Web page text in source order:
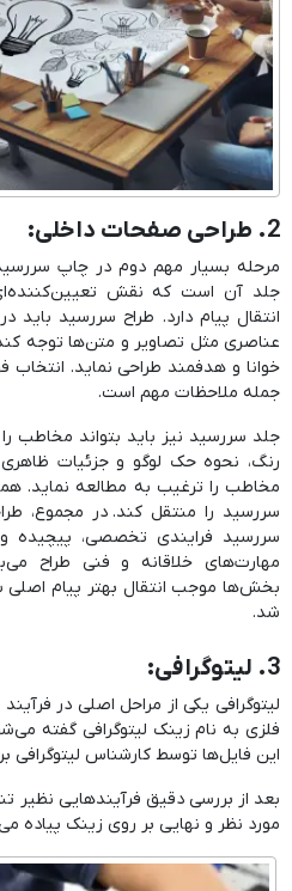
2. طراحی صفحات داخلی:
مرحله بسیار مهم دوم در چاپ
جلد آن است که نقش
انتقال پیام دارد. طراح سررسید
عناصری مثل تصاویر و متن‌ها توجه
خوانا و هدفمند طراحی نماید.
جمله ملاحظات مهم است.
جلد سررسید نیز باید بتواند مخاطب
رنگ، نحوه حک لوگو و جزئیات
مخاطب را ترغیب به مطالعه نماید.
سررسید را منتقل کند. در مجموع،
سررسید فرایندی تخصصی، پیچیده
مهارت‌های خلاقانه و فنی طراح
بخش‌ها موجب انتقال بهتر پیام
شد.
3. لیتوگرافی:
لیتوگرافی یکی از مراحل اصلی در
فلزی به نام زینک لیتوگرافی گفته
این فایل‌ها توسط کارشناس
بعد از بررسی دقیق فرآیندهایی نظیر
مورد نظر و نهایی بر روی زینک پیاده